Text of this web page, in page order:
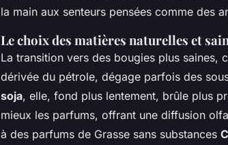
la main aux senteurs pensées comme des
Le choix des matières naturelles et
La transition vers des bougies plus saines,
dérivée du pétrole, dégage parfois des
soja, elle, fond plus lentement, brûle plus
mieux les parfums, offrant une diffusion
à des parfums de Grasse sans substances